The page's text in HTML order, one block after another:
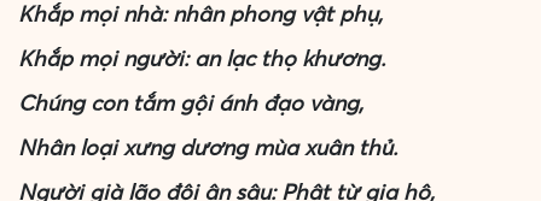
Khắp mọi nhà: nhân phong vật phụ,
Khắp mọi người: an lạc thọ khương.
Chúng con tắm gội ánh đạo vàng,
Nhân loại xưng dương mùa xuân thủ.
Người già lão đội ân sâu: Phật từ gia hộ,